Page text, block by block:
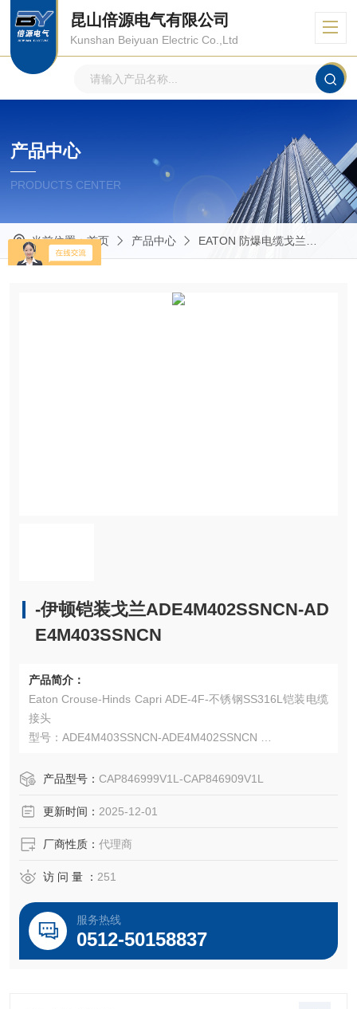
昆山倍源电气有限公司
Kunshan Beiyuan Electric Co.,Ltd
产品中心
PRODUCTS CENTER
当前位置：首页 产品中心 EATON 防爆电缆戈兰
-伊顿铠装戈兰ADE4M402SSNCN-AD
E4M403SSNCN
产品简介：
Eaton Crouse-Hinds Capri ADE-4F-不锈钢SS316L铠装电缆
接头
型号：ADE4M403SSNCN-ADE4M402SSNCN
Capri ADE-4F 防爆且安全性更高的铠装电缆接头。
型配合使用。
产品型号： CAP846999V1L-CAP846909V1L
更新时间： 2025-12-01
厂商性质： 代理商
访 问 量 ： 251
服务热线
0512-50158837